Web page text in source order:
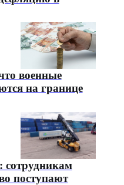
военные
на границе
поступают